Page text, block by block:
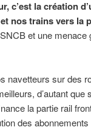
c’est la création
nos trains vers la
et une
navetteurs sur des
d’autant
la partie rail
des